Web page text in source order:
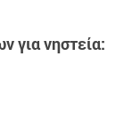
για νηστεία: